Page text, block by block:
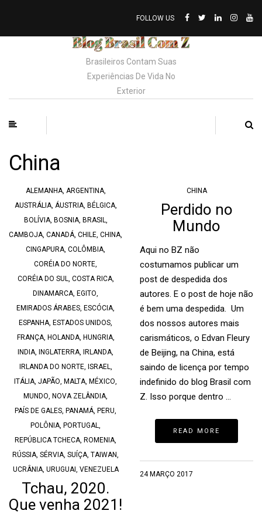
FOLLOW US
Brasileiros Contam Suas
Experiências De Vida No
Exterior
China
ALEMANHA, ARGENTINA,
AUSTRÁLIA, ÁUSTRIA, BÉLGICA,
BOLÍVIA, BOSNIA, BRASIL,
CAMBOJA, CANADÁ, CHILE, CHINA,
CINGAPURA, COLÔMBIA,
CORÉIA DO NORTE,
CORÉIA DO SUL, COSTA RICA,
DINAMARCA, EGITO,
EMIRADOS ÁRABES, ESCÓCIA,
ESPANHA, ESTADOS UNIDOS,
FRANÇA, HOLANDA, HUNGRIA,
INDIA, INGLATERRA, IRLANDA,
IRLANDA DO NORTE, ISRAEL,
ITÁLIA, JAPÃO, MALTA, MÉXICO,
MUNDO, NOVA ZELÂNDIA,
PAÍS DE GALES, PANAMÁ, PERU,
POLÔNIA, PORTUGAL,
REPÚBLICA TCHECA, ROMENIA,
RÚSSIA, SÉRVIA, SUÍÇA, TAIWAN,
UCRÂNIA, URUGUAI, VENEZUELA
Tchau, 2020.
Que venha 2021!
CHINA
Perdido no
Mundo
Aqui no BZ não
costumamos publicar um
post de despedida dos
autores. E o post de hoje não
é bem uma despedida. Um
dos nossos autores mais
carismáticos, o Edvan Fleury
de Beijing, na China, está
saindo de licença por tempo
indefinido do blog Brasil com
Z. Isso porque dentro …
READ MORE
24 MARÇO 2017